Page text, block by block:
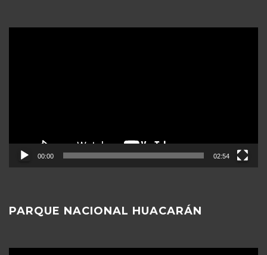
00:00 02:54
PARQUE NACIONAL HUACARÁN